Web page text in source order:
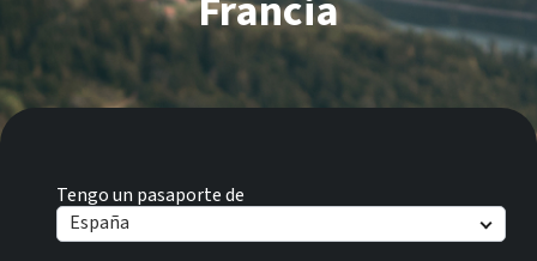
Tengo un pasaporte de
España